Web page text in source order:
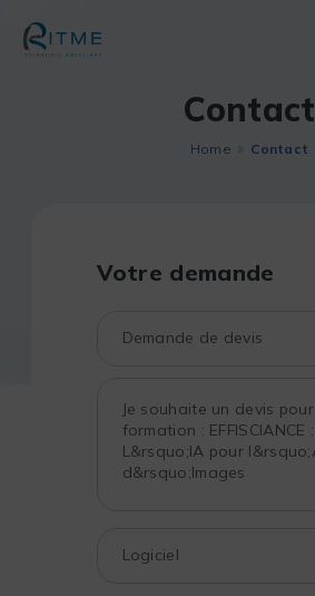
content
Contact
Home Contact
Votre demande